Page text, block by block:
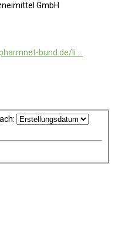
GmbH
bund.de/li ...